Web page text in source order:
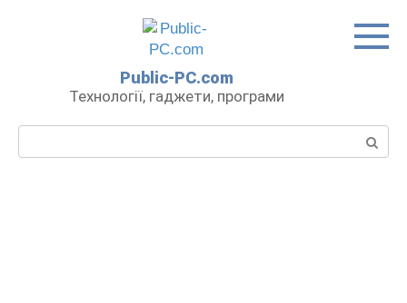
Public-PC.com
Технології, гаджети, програми